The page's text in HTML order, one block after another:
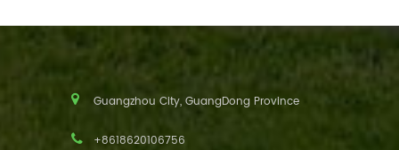
Guangzhou City, GuangDong Province
+8618620106756